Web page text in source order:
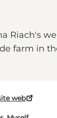
Riach's
farm in
web